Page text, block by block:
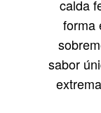
calda
forma
sabor